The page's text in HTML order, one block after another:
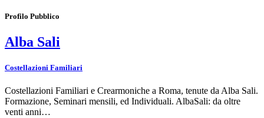
Profilo Pubblico
Alba Sali
Costellazioni Familiari
Costellazioni Familiari e Crearmoniche a Roma, tenute da Alba Sali.
Formazione, Seminari mensili, ed Individuali. AlbaSali: da oltre
venti anni…